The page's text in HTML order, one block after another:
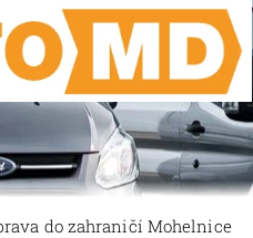
do zahraničí Mohelnice